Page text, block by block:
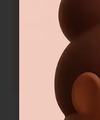
15 Octobre 2025